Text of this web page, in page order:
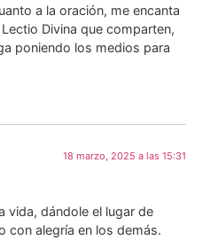
a la oración, me encanta
Divina que comparten,
poniendo los medios para
18 marzo, 2025 a las 15:31
vida, dándole el lugar de
con alegría en los demás.